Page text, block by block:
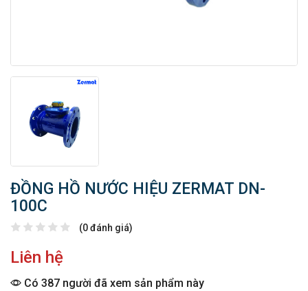
ĐỒNG HỒ NƯỚC HIỆU ZERMAT DN-
100C
(0 đánh giá)
Liên hệ
Có 387 người đã xem sản phẩm này